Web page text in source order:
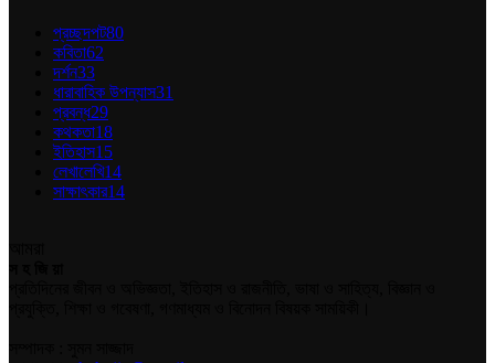
প্রচ্ছদপট80
কবিতা62
দর্শন33
ধারাবাহিক উপন্যাস31
প্রবন্ধ29
কথকতা18
ইতিহাস15
লেখালেখি14
সাক্ষাৎকার14